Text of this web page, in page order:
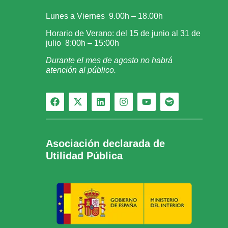
Lunes a Viernes 9.00h – 18.00h
Horario de Verano: del 15 de junio al 31 de
julio 8:00h – 15:00h
Durante el mes de agosto no habrá
atención al público.
Asociación declarada de
Utilidad Pública